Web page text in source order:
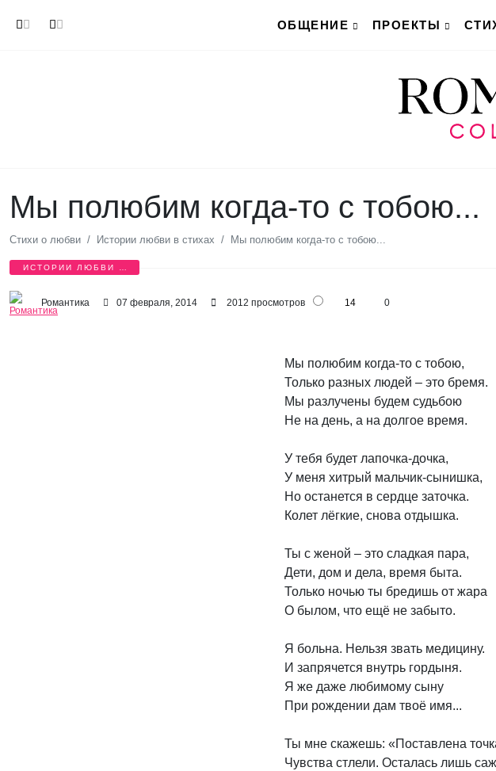
ОБЩЕНИЕ
ПРОЕКТЫ
Мы полюбим когда-то с тобою...
Стихи о любви Истории любви в стихах Мы полюбим когда-то с тобою...
ИСТОРИИ ЛЮБВИ В
Романтика 07 февраля, 2014 2012 просмотров 14 0
Мы полюбим когда-то с тобою,
Только разных людей – это бремя.
Мы разлучены будем судьбою
Не на день, а на долгое время.
У тебя будет лапочка-дочка,
У меня хитрый мальчик-сынишка,
Но останется в сердце заточка.
Колет лёгкие, снова отдышка.
Ты с женой – это сладкая пара,
Дети, дом и дела, время быта.
Только ночью ты бредишь от жара
О былом, что ещё не забыто.
Я больна. Нельзя звать медицину.
И запрячется внутрь гордыня.
Я же даже любимому сыну
При рождении дам твоё имя...
Ты мне скажешь: «Поставлена
Чувства стлели. Осталась лишь